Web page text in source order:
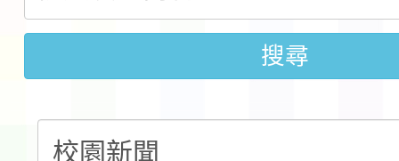
速演練執行計畫」
法」
本校115學年度第1學
第3次招考代課鐘點教
告(不再辦理後續甄選)
檢送「桃園市115學年
賽實施要點」1份
本市「115學年度學生
搜尋